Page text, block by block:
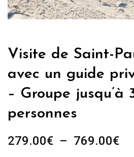
Visite de Saint-
avec un guide
– Groupe jusqu’à
personnes
279.00€ – 769.00€